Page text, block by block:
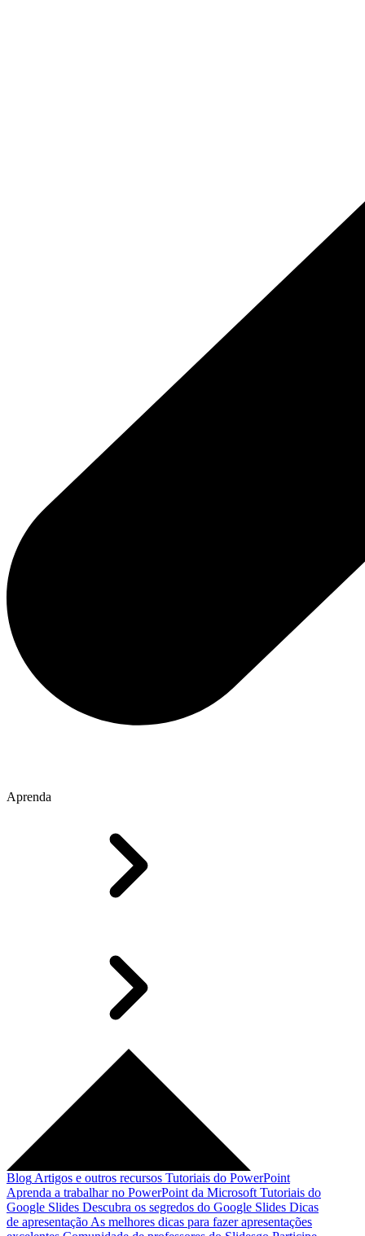
Aprenda
Blog Artigos e outros recursos Tutoriais do PowerPoint
Aprenda a trabalhar no PowerPoint da Microsoft Tutoriais do
Google Slides Descubra os segredos do Google Slides Dicas
de apresentação As melhores dicas para fazer apresentações